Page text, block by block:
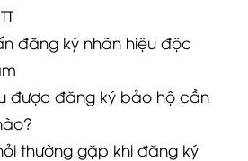
đăng ký nhãn hiệu độc
được đăng ký bảo hộ cần
thường gặp khi đăng ký